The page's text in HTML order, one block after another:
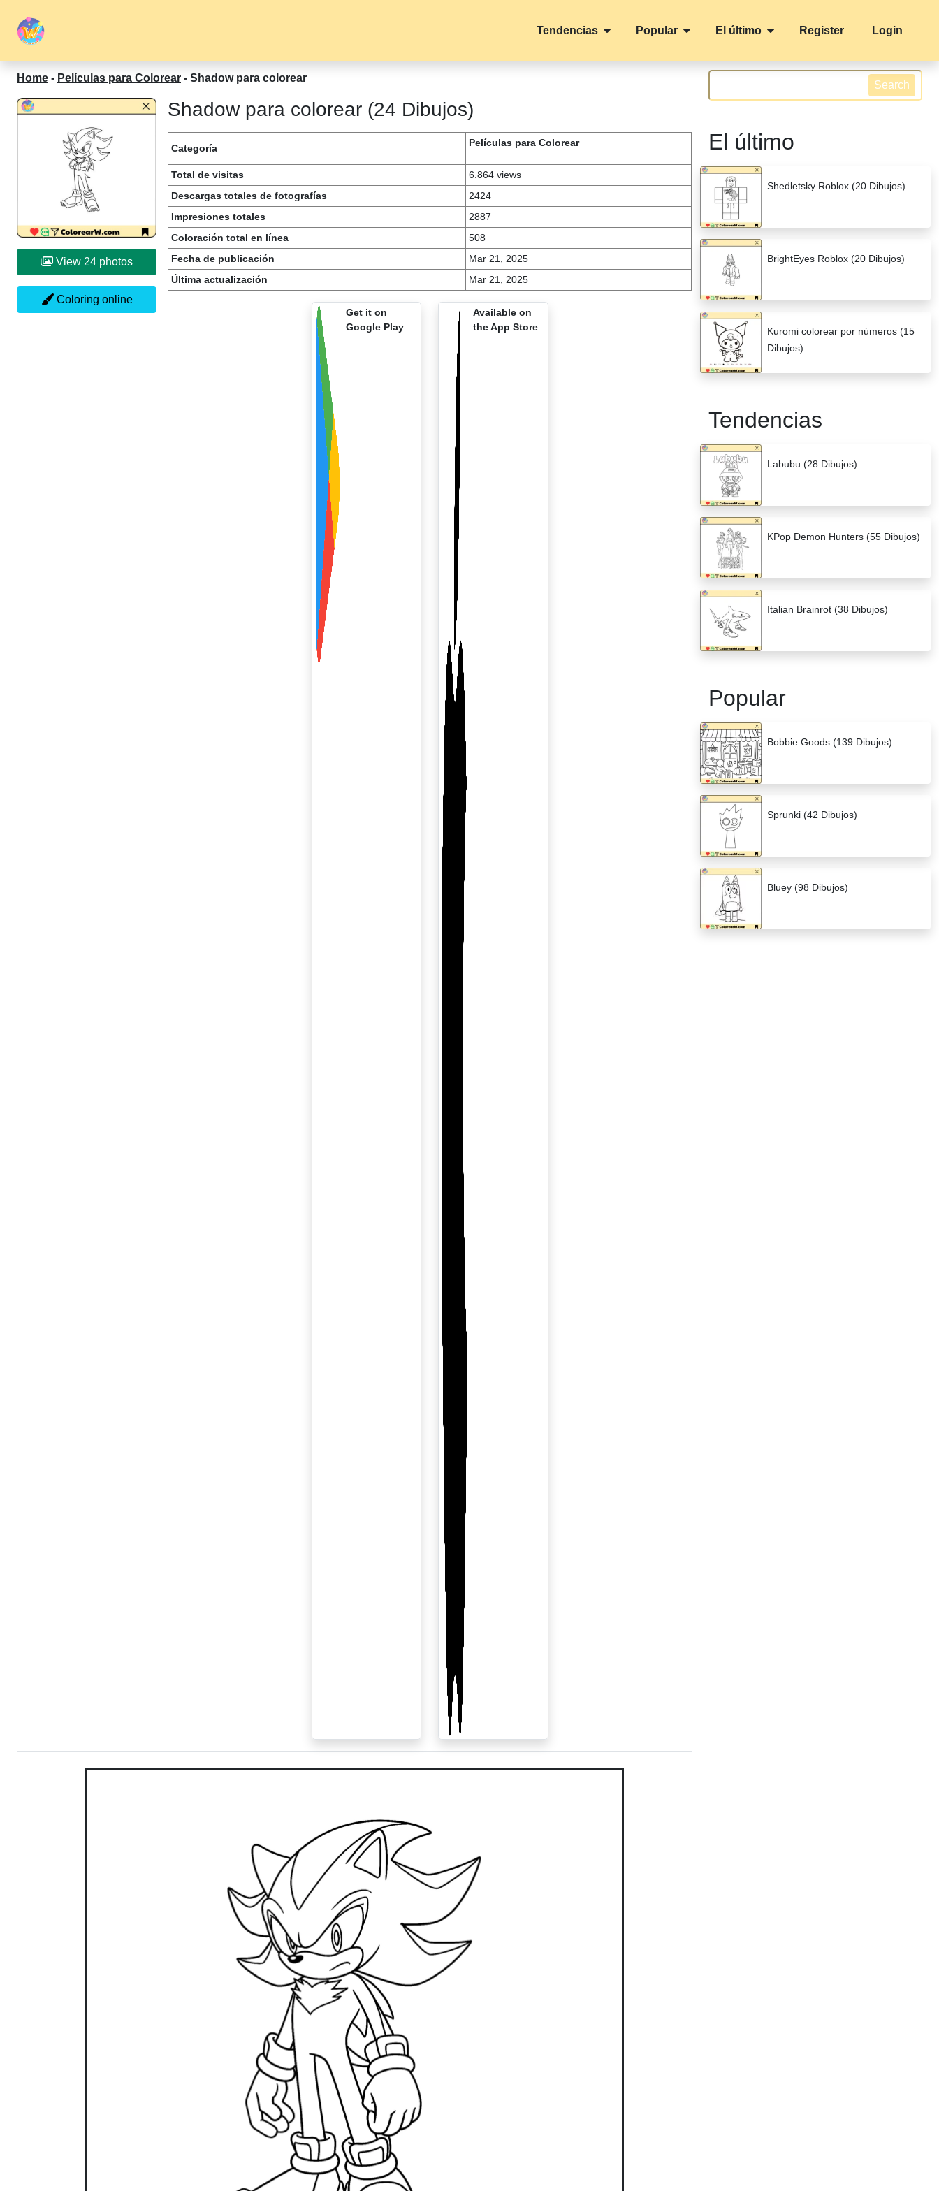
Tendencias Popular El último Register Login
Home - Películas para Colorear - Shadow para colorear
View 24 photos
Coloring online
Shadow para colorear (24 Dibujos)
Categoría Películas para Colorear
Total de visitas
6.864 views
Descargas totales de fotografías
2424
Impresiones totales
2887
Coloración total en línea
508
Fecha de publicación
Mar 21, 2025
Última actualización
Mar 21, 2025
Get it on
Google Play
Available on
the App Store
Search
El último
Shedletsky Roblox (20 Dibujos)
BrightEyes Roblox (20 Dibujos)
Kuromi colorear por números (15
Dibujos)
Tendencias
Labubu (28 Dibujos)
KPop Demon Hunters (55 Dibujos)
Italian Brainrot (38 Dibujos)
Popular
Bobbie Goods (139 Dibujos)
Sprunki (42 Dibujos)
Bluey (98 Dibujos)